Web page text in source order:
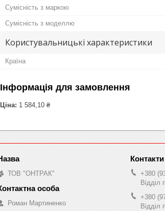
Сумісність з маркою
Сумісність з моделлю
Користувальницькі характеристики
Країна
Інформація для замовлення
Ціна: 1 584,10 ₴
ТОВ "ОНТРАК"
Роман Мартиненко
+380
Відділ
+380
Відділ